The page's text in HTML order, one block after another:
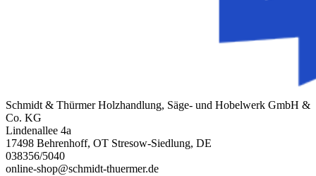
Schmidt & Thürmer Holzhandlung, Säge- und Hobelwerk GmbH &
Co. KG
Lindenallee 4a
17498 Behrenhoff, OT Stresow-Siedlung, DE
038356/5040
online-shop@schmidt-thuermer.de